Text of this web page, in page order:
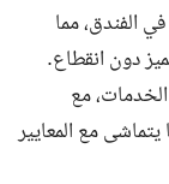
الفندق، مما
دون انقطاع.
مع
يتماشى مع المعايير